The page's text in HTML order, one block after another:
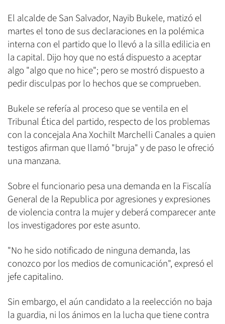
El alcalde de San Salvador, Nayib Bukele, matizó el
martes el tono de sus declaraciones en la polémica
interna con el partido que lo llevó a la silla edilicia en
la capital. Dijo hoy que no está dispuesto a aceptar
algo "algo que no hice"; pero se mostró dispuesto a
pedir disculpas por lo hechos que se comprueben.
Bukele se refería al proceso que se ventila en el
Tribunal Ética del partido, respecto de los problemas
con la concejala Ana Xochilt Marchelli Canales a quien
testigos afirman que llamó "bruja" y de paso le ofreció
una manzana.
Sobre el funcionario pesa una demanda en la Fiscalía
General de la Republica por agresiones y expresiones
de violencia contra la mujer y deberá comparecer ante
los investigadores por este asunto.
"No he sido notificado de ninguna demanda, las
conozco por los medios de comunicación", expresó el
jefe capitalino.
Sin embargo, el aún candidato a la reelección no baja
la guardia, ni los ánimos en la lucha que tiene contra